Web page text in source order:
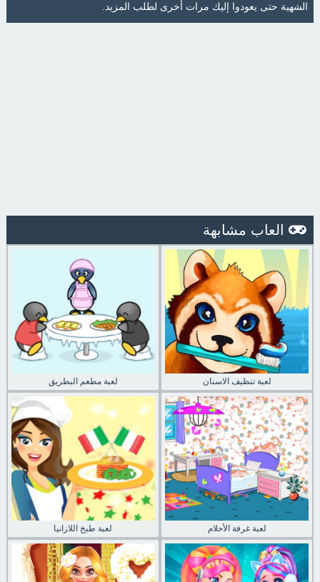
الشهية حتى يعودوا إليك مرات أخرى لطلب المزيد.
العاب مشابهة
لعبة مطعم البطريق لعبة تنظيف الاسنان
لعبة طبخ اللازانيا لعبة غرفة الأحلام